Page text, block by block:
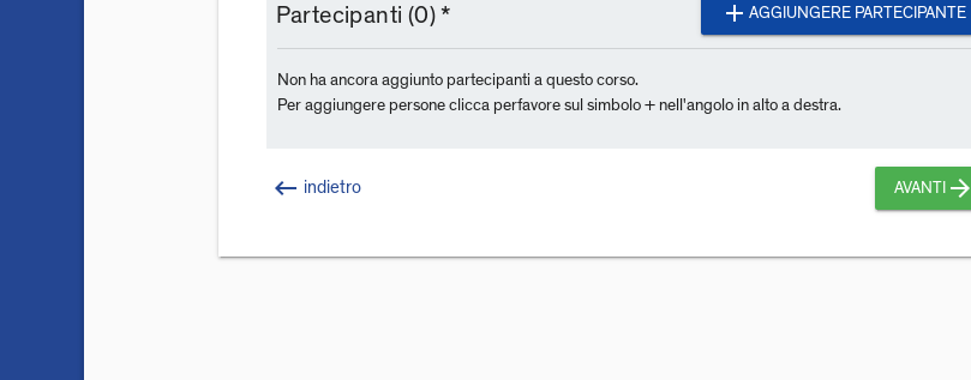
Partecipanti (0) * add AGGIUNGERE PARTECIPANTE
Non ha ancora aggiunto partecipanti a questo corso.
Per aggiungere persone clicca perfavore sul simbolo + nell'angolo in alto a destra.
keyboard_backspace indietro AVANTI arrow_forward